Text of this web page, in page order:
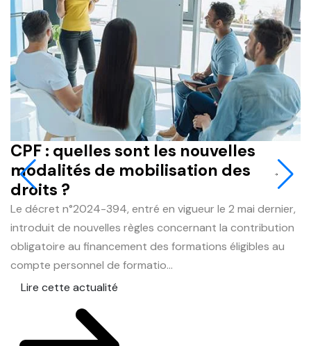
CPF : quelles sont les nouvelles
modalités de mobilisation des
droits ?
Le décret n°2024-394, entré en vigueur le 2 mai dernier,
introduit de nouvelles règles concernant la contribution
obligatoire au financement des formations éligibles au
compte personnel de formatio...
Lire cette actualité